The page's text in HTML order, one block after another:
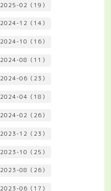
2025-02（19）
2024-12（14）
2024-10（16）
2024-08（11）
2024-06（23）
2024-04（18）
2024-02（26）
2023-12（23）
2023-10（25）
2023-08（26）
2023-06（17）